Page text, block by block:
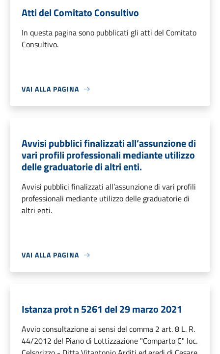
Atti del Comitato Consultivo
In questa pagina sono pubblicati gli atti del Comitato
Consultivo.
VAI ALLA PAGINA
Avvisi pubblici finalizzati all’assunzione di
vari profili professionali mediante utilizzo
delle graduatorie di altri enti.
Avvisi pubblici finalizzati all’assunzione di vari profili
professionali mediante utilizzo delle graduatorie di
altri enti.
VAI ALLA PAGINA
Istanza prot n 5261 del 29 marzo 2021
Avvio consultazione ai sensi del comma 2 art. 8 L. R.
44/2012 del Piano di Lottizzazione "Comparto C" loc.